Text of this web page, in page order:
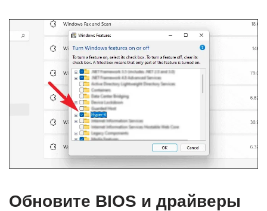
Обновите BIOS и драйверы